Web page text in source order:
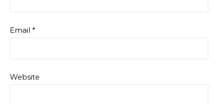
Email *
Website